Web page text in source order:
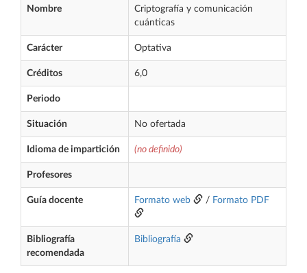
Nombre
Criptografía y comunicación
cuánticas
Carácter Optativa
Créditos 6,0
Periodo
Situación No ofertada
Idioma de impartición (no definido)
Profesores
Guía docente Formato web / Formato PDF
Bibliografía
recomendada
Bibliografía